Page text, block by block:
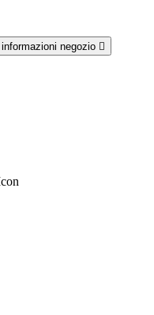
negozio 